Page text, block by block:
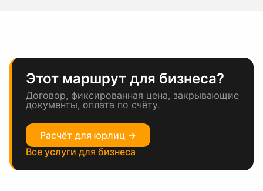
Этот маршрут для бизнеса?
Договор, фиксированная цена, закрывающие
документы, оплата по счёту.
Расчёт для юрлиц →
Все услуги для бизнеса